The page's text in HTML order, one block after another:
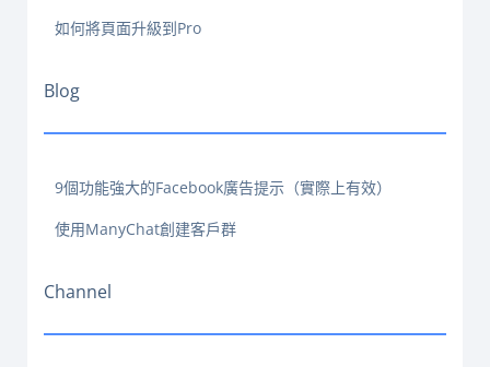
如何將頁面升級到Pro
Blog
9個功能強大的Facebook廣告提示（實際上有效）
使用ManyChat創建客戶群
Channel